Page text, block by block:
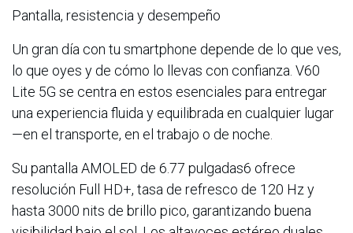
Pantalla, resistencia y desempeño
Un gran día con tu smartphone depende de lo que ves,
lo que oyes y de cómo lo llevas con confianza. V60
Lite 5G se centra en estos esenciales para entregar
una experiencia fluida y equilibrada en cualquier lugar
—en el transporte, en el trabajo o de noche.
Su pantalla AMOLED de 6.77 pulgadas6 ofrece
resolución Full HD+, tasa de refresco de 120 Hz y
hasta 3000 nits de brillo pico, garantizando buena